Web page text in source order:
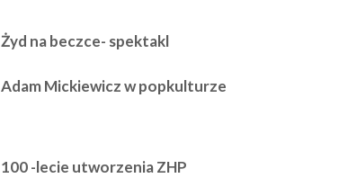
Żyd na beczce- spektakl
Adam Mickiewicz w popkulturze
100 -lecie utworzenia ZHP